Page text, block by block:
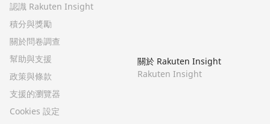
認識 Rakuten Insight
積分與獎勵
關於問卷調查
幫助與支援
政策與條款
支援的瀏覽器
Cookies 設定
關於 Rakuten Insight
Rakuten Insight